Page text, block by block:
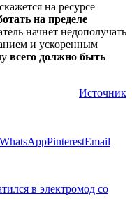
на ресурсе
на пределе
начнет недополучать
и ускоренным
всего должно быть
Источник
WhatsAppPinterestEmail
в электромод со